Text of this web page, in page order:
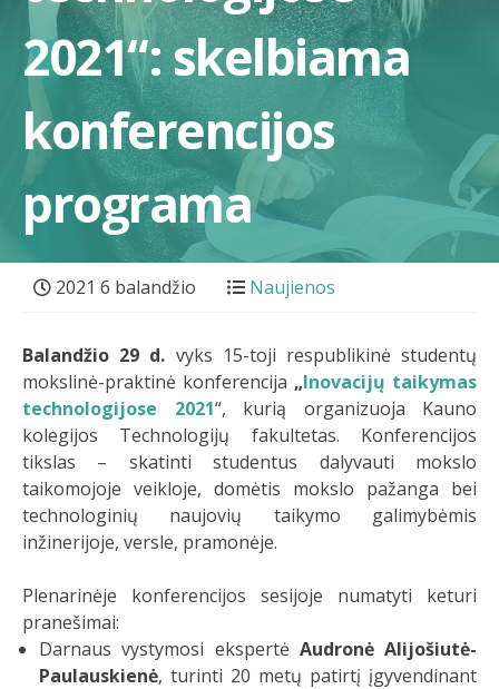
2021“: skelbiama
konferencijos
programa
2021 6 balandžio Naujienos
Balandžio 29 d. vyks 15-toji respublikinė studentų
mokslinė-praktinė konferencija „Inovacijų taikymas
technologijose 2021“, kurią organizuoja Kauno
kolegijos Technologijų fakultetas. Konferencijos
tikslas – skatinti studentus dalyvauti mokslo
taikomojoje veikloje, domėtis mokslo pažanga bei
technologinių naujovių taikymo galimybėmis
inžinerijoje, versle, pramonėje.
Plenarinėje konferencijos sesijoje numatyti keturi
pranešimai:
Darnaus vystymosi ekspertė Audronė Alijošiutė-
Paulauskienė, turinti 20 metų patirtį įgyvendinant